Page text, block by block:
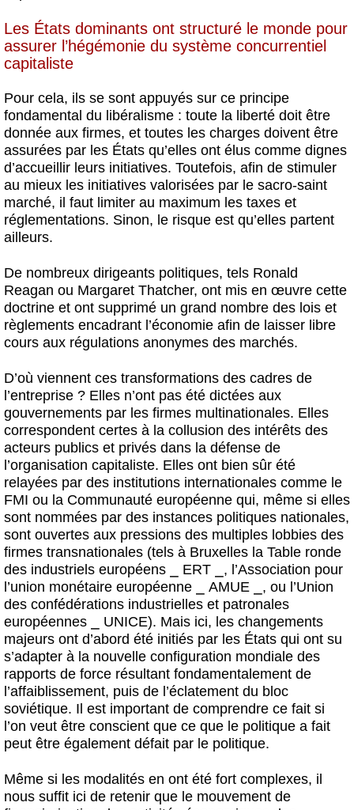
Les États dominants ont structuré le monde pour
assurer l’hégémonie du système concurrentiel
capitaliste
Pour cela, ils se sont appuyés sur ce principe
fondamental du libéralisme : toute la liberté doit être
donnée aux firmes, et toutes les charges doivent être
assurées par les États qu’elles ont élus comme dignes
d’accueillir leurs initiatives. Toutefois, afin de stimuler
au mieux les initiatives valorisées par le sacro-saint
marché, il faut limiter au maximum les taxes et
réglementations. Sinon, le risque est qu’elles partent
ailleurs.
De nombreux dirigeants politiques, tels Ronald
Reagan ou Margaret Thatcher, ont mis en œuvre cette
doctrine et ont supprimé un grand nombre des lois et
règlements encadrant l’économie afin de laisser libre
cours aux régulations anonymes des marchés.
D’où viennent ces transformations des cadres de
l’entreprise ? Elles n’ont pas été dictées aux
gouvernements par les firmes multinationales. Elles
correspondent certes à la collusion des intérêts des
acteurs publics et privés dans la défense de
l’organisation capitaliste. Elles ont bien sûr été
relayées par des institutions internationales comme le
FMI ou la Communauté européenne qui, même si elles
sont nommées par des instances politiques nationales,
sont ouvertes aux pressions des multiples lobbies des
firmes transnationales (tels à Bruxelles la Table ronde
des industriels européens ⎯ ERT ⎯, l’Association pour
l’union monétaire européenne ⎯ AMUE ⎯, ou l’Union
des confédérations industrielles et patronales
européennes ⎯ UNICE). Mais ici, les changements
majeurs ont d’abord été initiés par les États qui ont su
s’adapter à la nouvelle configuration mondiale des
rapports de force résultant fondamentalement de
l’affaiblissement, puis de l’éclatement du bloc
soviétique. Il est important de comprendre ce fait si
l’on veut être conscient que ce que le politique a fait
peut être également défait par le politique.
Même si les modalités en ont été fort complexes, il
nous suffit ici de retenir que le mouvement de